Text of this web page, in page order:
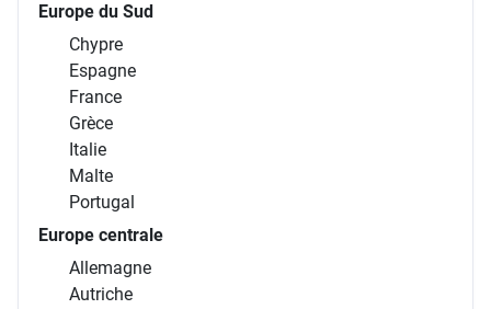
Europe du Sud
Chypre
Espagne
France
Grèce
Italie
Malte
Portugal
Europe centrale
Allemagne
Autriche